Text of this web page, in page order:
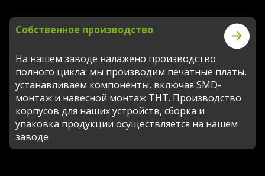
Собственное производство
На нашем заводе налажено производство
полного цикла: мы производим печатные платы,
устанавливаем компоненты, включая SMD-
монтаж и навесной монтаж THT. Производство
корпусов для наших устройств, сборка и
упаковка продукции осуществляется на нашем
заводе